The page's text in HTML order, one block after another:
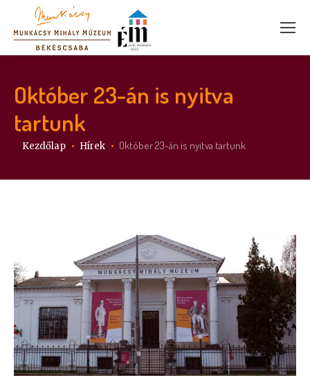
Október 23-án is nyitva
tartunk
Itt vagy:
Kezdőlap Hírek Október 23-án is nyitva tartunk